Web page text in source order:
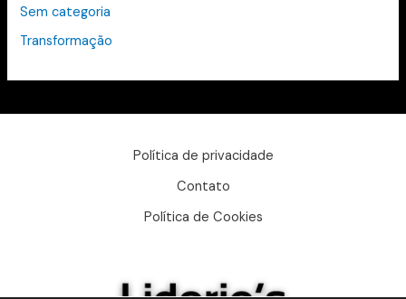
Sem categoria
Transformação
Política de privacidade
Contato
Política de Cookies